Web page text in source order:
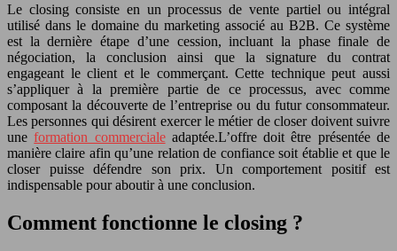
Le closing consiste en un processus de vente partiel ou intégral
utilisé dans le domaine du marketing associé au B2B. Ce système
est la dernière étape d’une cession, incluant la phase finale de
négociation, la conclusion ainsi que la signature du contrat
engageant le client et le commerçant. Cette technique peut aussi
s’appliquer à la première partie de ce processus, avec comme
composant la découverte de l’entreprise ou du futur consommateur.
Les personnes qui désirent exercer le métier de closer doivent suivre
uneformation commercialeadaptée.L’offre doit être présentée de
manière claire afin qu’une relation de confiance soit établie et que le
closer puisse défendre son prix. Un comportement positif est
indispensable pour aboutir à une conclusion.
Comment fonctionne le closing ?